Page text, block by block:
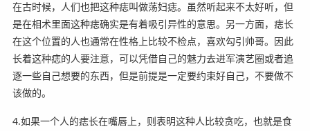
在古时候，人们也把这种痣叫做荡妇痣。虽然听起来不太好听，但
是在相术里面这种痣确实是有着吸引异性的意思。另一方面，痣长
在这个位置的人也通常在性格上比较不检点，喜欢勾引帅哥。因此
长着这种痣的人要注意，可以凭借自己的魅力去进军演艺圈或者追
逐一些自己想要的东西，但是前提是一定要约束好自己，不要做不
该做的。
4.如果一个人的痣长在嘴唇上，则表明这种人比较贪吃，也就是食